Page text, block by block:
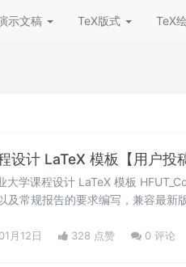
示文稿 TeX版式 TeX
设计 LaTeX 模板【用户投
大学课程设计 LaTeX 模板
及常规报告的要求编写，兼容最新
月12日 328 点赞 0 评论